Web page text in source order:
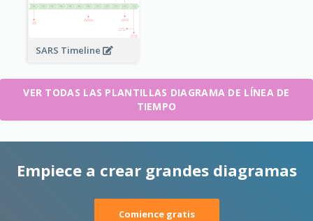
SARS Timeline
VER TODAS LAS PLANTILLAS DIAGRAMA DE LÍNEA DE
TIEMPO
Empiece a crear grandes diagramas
Comience gratis